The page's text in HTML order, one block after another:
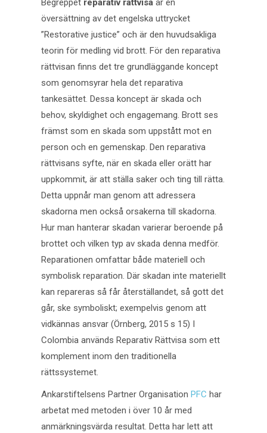
Begreppet reparativ rättvisa är en
översättning av det engelska uttrycket
”Restorative justice” och är den huvudsakliga
teorin för medling vid brott. För den reparativa
rättvisan finns det tre grundläggande koncept
som genomsyrar hela det reparativa
tankesättet. Dessa koncept är skada och
behov, skyldighet och engagemang. Brott ses
främst som en skada som uppstått mot en
person och en gemenskap. Den reparativa
rättvisans syfte, när en skada eller orätt har
uppkommit, är att ställa saker och ting till rätta.
Detta uppnår man genom att adressera
skadorna men också orsakerna till skadorna.
Hur man hanterar skadan varierar beroende på
brottet och vilken typ av skada denna medför.
Reparationen omfattar både materiell och
symbolisk reparation. Där skadan inte materiellt
kan repareras så får återställandet, så gott det
går, ske symboliskt; exempelvis genom att
vidkännas ansvar (Örnberg, 2015 s 15) I
Colombia används Reparativ Rättvisa som ett
komplement inom den traditionella
rättssystemet.
Ankarstiftelsens Partner Organisation PFC har
arbetat med metoden i över 10 år med
anmärkningsvärda resultat. Detta har lett att